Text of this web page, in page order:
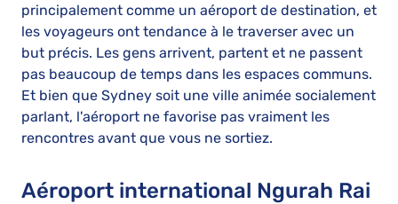
principalement comme un aéroport de destination, et
les voyageurs ont tendance à le traverser avec un
but précis. Les gens arrivent, partent et ne passent
pas beaucoup de temps dans les espaces communs.
Et bien que Sydney soit une ville animée socialement
parlant, l'aéroport ne favorise pas vraiment les
rencontres avant que vous ne sortiez.
Aéroport international Ngurah Rai